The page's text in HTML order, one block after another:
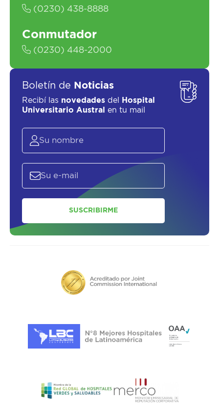
(0230) 438-8888
Conmutador
(0230) 448-2000
Boletín de Noticias
Recibí las novedades del
Hospital
Universitario Austral
en tu mail
SUSCRIBIRME